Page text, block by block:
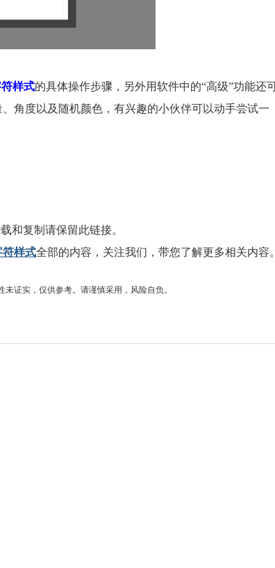
样式的具体操作步骤，另外用软件中的“高级”功能还
角度以及随机颜色，有兴趣的小伙伴可以动手尝试一
载和复制请保留此链接。
符样式全部的内容，关注我们，带您了解更多相关内容
证实，仅供参考。请谨慎采用，风险自负。